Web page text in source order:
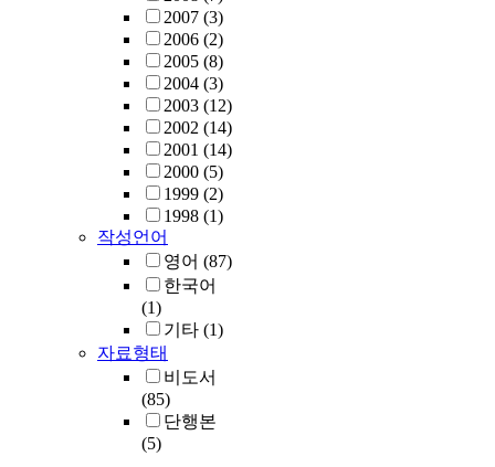
2007 (3)
2006 (2)
2005 (8)
2004 (3)
2003 (12)
2002 (14)
2001 (14)
2000 (5)
1999 (2)
1998 (1)
작성언어
영어 (87)
한국어
(1)
기타 (1)
자료형태
비도서
(85)
단행본
(5)